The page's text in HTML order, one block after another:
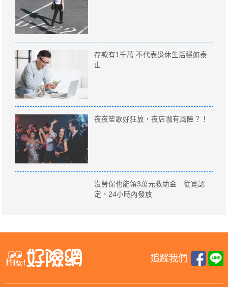
存款有1千萬 不代表退休生活穩如泰
山
夜夜笙歌好狂放，夜店咖有風險？！
沒勞保也能領3萬元救助金 從寛認
定、24小時內發放
追蹤我們